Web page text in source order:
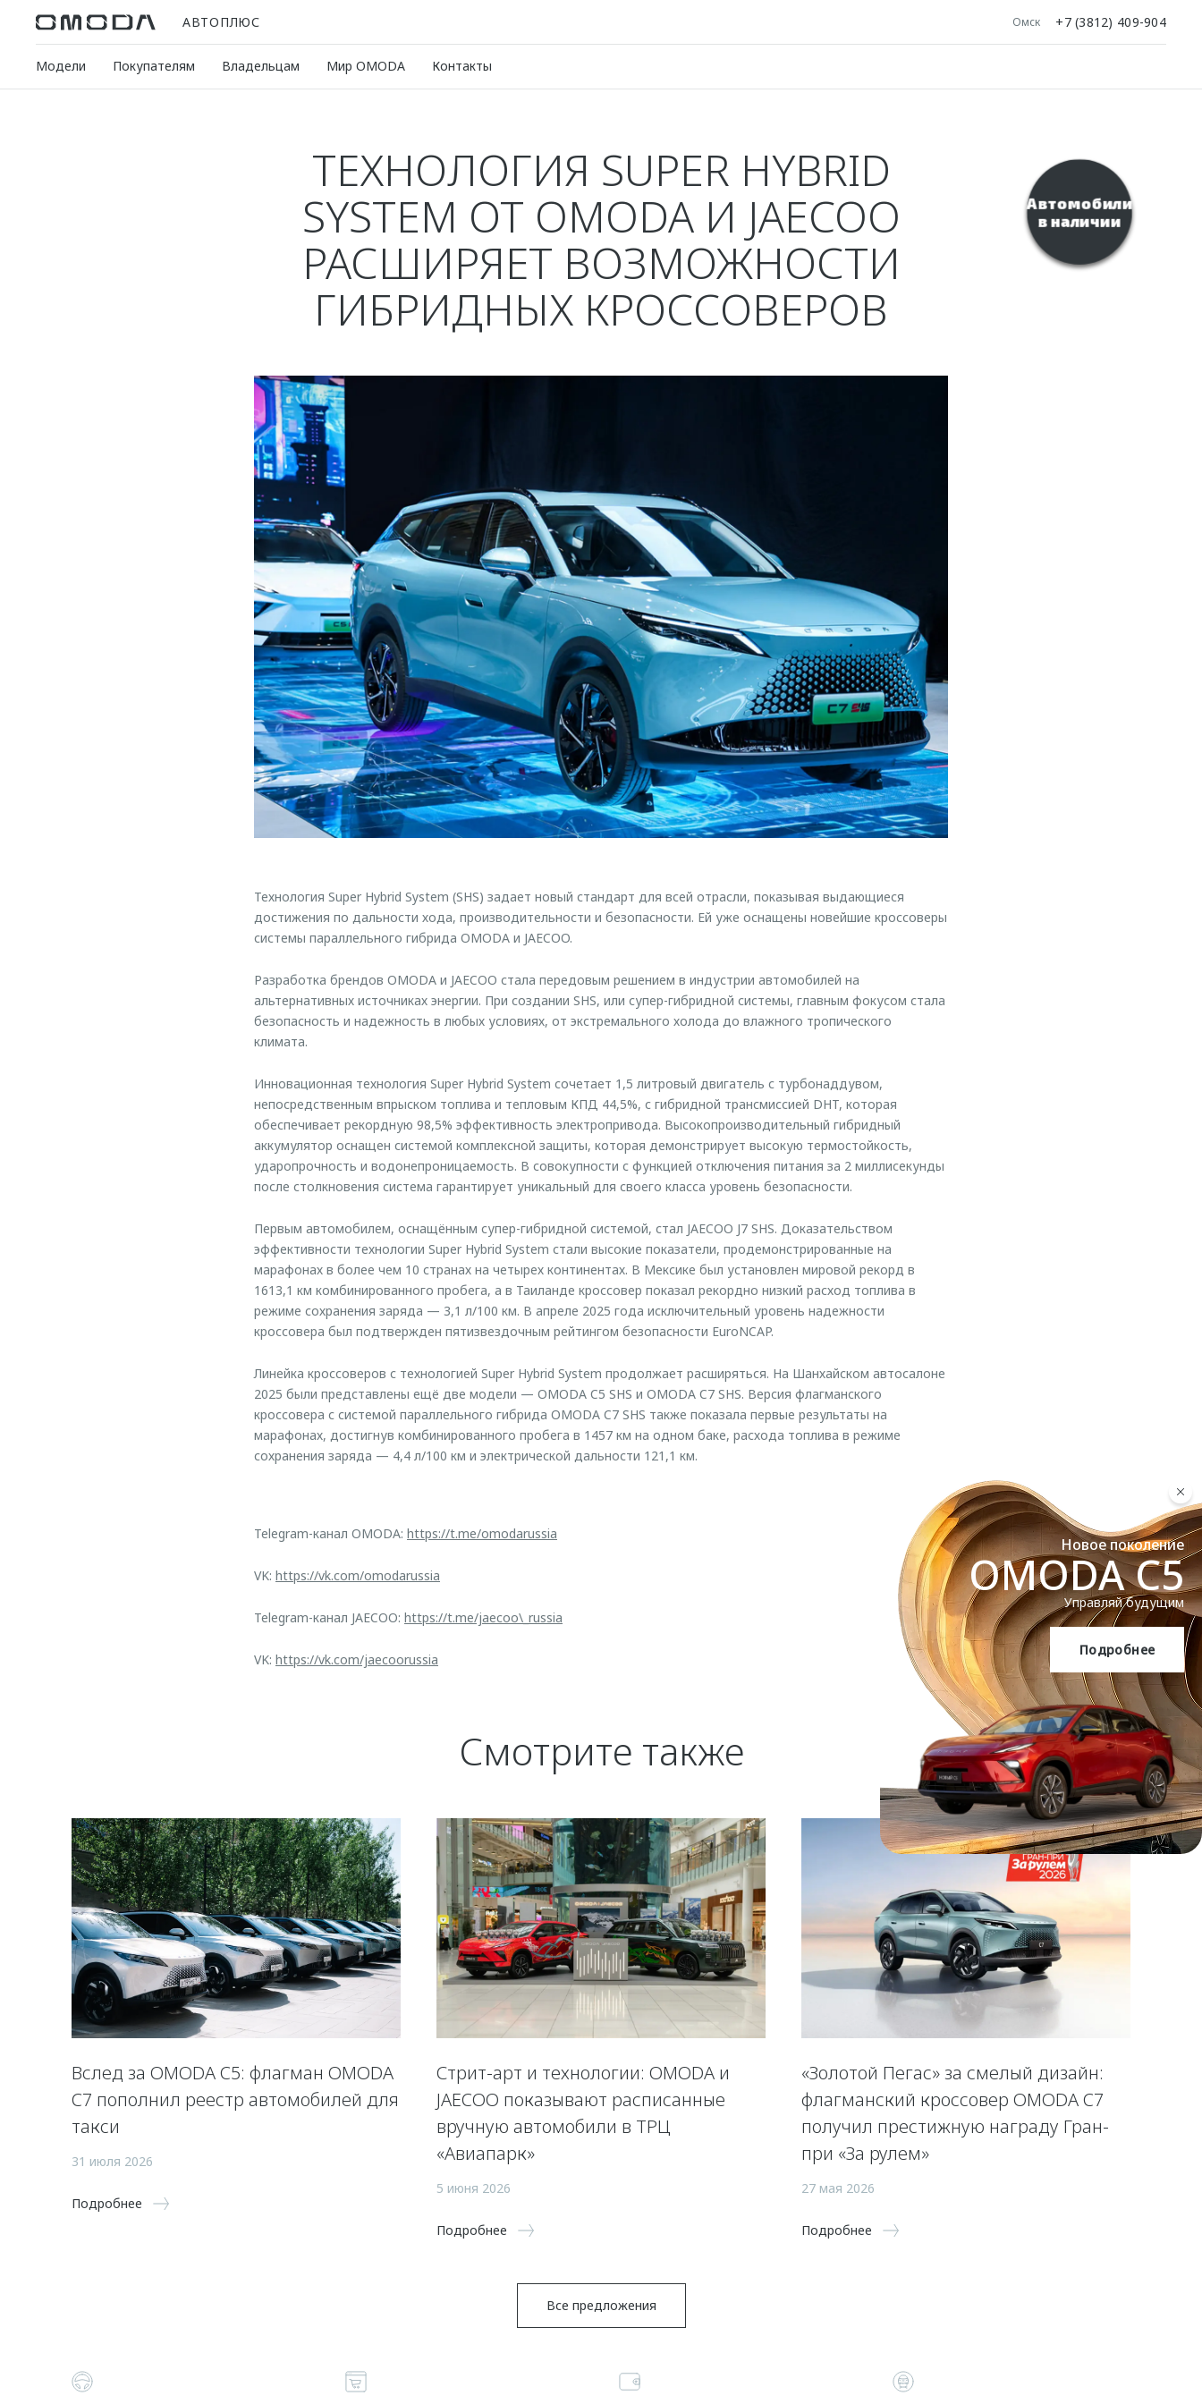
АВТОПЛЮС Омск +7 (3812) 409-904
Модели Покупателям Владельцам Мир OMODA Контакты
OMODA C5
Новое поколение
OMODA C5
Управляй будущим
Подробнее
ТЕХНОЛОГИЯ SUPER HYBRID
SYSTEM ОТ OMODA И JAECOO
РАСШИРЯЕТ ВОЗМОЖНОСТИ
ГИБРИДНЫХ КРОССОВЕРОВ
Технология Super Hybrid System (SHS) задает новый стандарт для всей отрасли, показывая выдающиеся
достижения по дальности хода, производительности и безопасности. Ей уже оснащены новейшие кроссоверы
системы параллельного гибрида OMODA и JAECOO.
Разработка брендов OMODA и JAECOO стала передовым решением в индустрии автомобилей на
альтернативных источниках энергии. При создании SHS, или супер-гибридной системы, главным фокусом стала
безопасность и надежность в любых условиях, от экстремального холода до влажного тропического
климата.
Инновационная технология Super Hybrid System сочетает 1,5 литровый двигатель с турбонаддувом,
непосредственным впрыском топлива и тепловым КПД 44,5%, с гибридной трансмиссией DHT, которая
обеспечивает рекордную 98,5% эффективность электропривода. Высокопроизводительный гибридный
аккумулятор оснащен системой комплексной защиты, которая демонстрирует высокую термостойкость,
ударопрочность и водонепроницаемость. В совокупности с функцией отключения питания за 2 миллисекунды
после столкновения система гарантирует уникальный для своего класса уровень безопасности.
Первым автомобилем, оснащённым супер-гибридной системой, стал JAECOO J7 SHS. Доказательством
эффективности технологии Super Hybrid System стали высокие показатели, продемонстрированные на
марафонах в более чем 10 странах на четырех континентах. В Мексике был установлен мировой рекорд в
1613,1 км комбинированного пробега, а в Таиланде кроссовер показал рекордно низкий расход топлива в
режиме сохранения заряда — 3,1 л/100 км. В апреле 2025 года исключительный уровень надежности
кроссовера был подтвержден пятизвездочным рейтингом безопасности EuroNCAP.
Линейка кроссоверов с технологией Super Hybrid System продолжает расширяться. На Шанхайском автосалоне
2025 были представлены ещё две модели — OMODA C5 SHS и OMODA C7 SHS. Версия флагманского
кроссовера с системой параллельного гибрида OMODA C7 SHS также показала первые результаты на
марафонах, достигнув комбинированного пробега в 1457 км на одном баке, расхода топлива в режиме
сохранения заряда — 4,4 л/100 км и электрической дальности 121,1 км.
Telegram-канал OMODA: https://t.me/omodarussia
VK: https://vk.com/omodarussia
Telegram-канал JAECOO: https://t.me/jaecoo\_russia
VK: https://vk.com/jaecoorussia
Смотрите также
Вслед за OMODA C5: флагман OMODA
C7 пополнил реестр автомобилей для
такси
31 июля 2026
Подробнее
Стрит-арт и технологии: OMODA и
JAECOO показывают расписанные
вручную автомобили в ТРЦ
«Авиапарк»
5 июня 2026
Подробнее
«Золотой Пегас» за смелый дизайн:
флагманский кроссовер OMODA C7
получил престижную награду Гран-
при «За рулем»
27 мая 2026
Подробнее
Все предложения
Автомобили
в наличии